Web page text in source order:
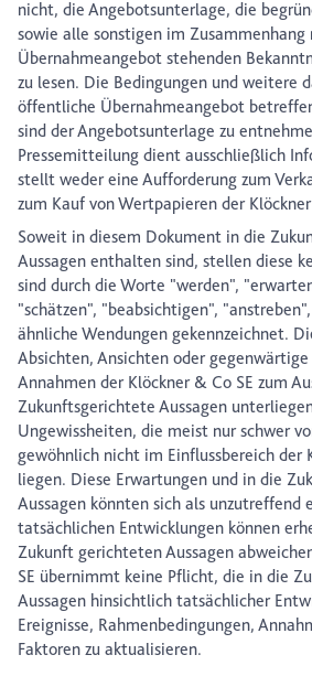
nicht, die Angebotsunterlage, die
sowie alle sonstigen im
Übernahmeangebot stehenden
zu lesen. Die Bedingungen und weitere
öffentliche Übernahmeangebot
sind der Angebotsunterlage zu
Pressemitteilung dient ausschließlich
stellt weder eine Aufforderung zum
zum Kauf von Wertpapieren der
Soweit in diesem Dokument in die
Aussagen enthalten sind, stellen diese
sind durch die Worte "werden",
"schätzen", "beabsichtigen",
ähnliche Wendungen gekennzeichnet.
Absichten, Ansichten oder
Annahmen der Klöckner & Co SE zum
Zukunftsgerichtete Aussagen
Ungewissheiten, die meist nur schwer
gewöhnlich nicht im Einflussbereich der
liegen. Diese Erwartungen und in die
Aussagen könnten sich als unzutreffend
tatsächlichen Entwicklungen können
Zukunft gerichteten Aussagen
SE übernimmt keine Pflicht, die in die
Aussagen hinsichtlich tatsächlicher
Ereignisse, Rahmenbedingungen,
Faktoren zu aktualisieren.